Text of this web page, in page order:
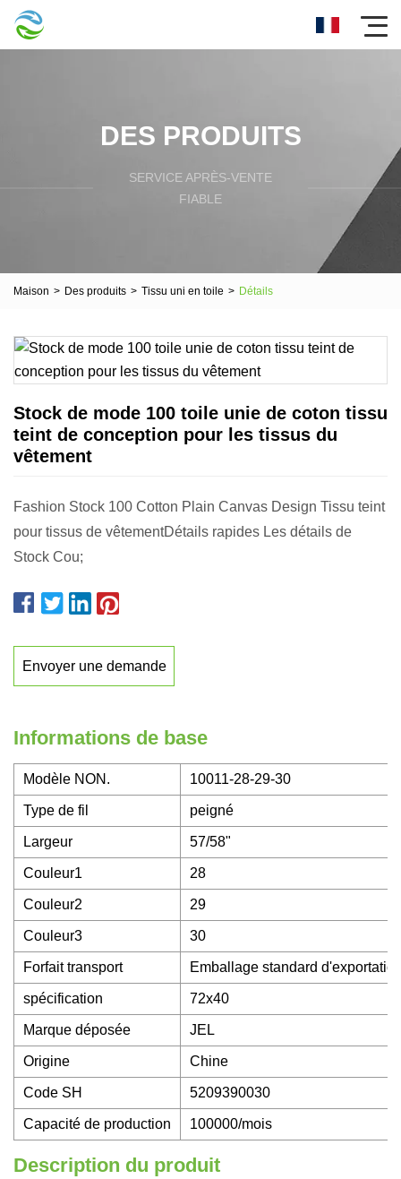
DES PRODUITS
SERVICE APRÈS-VENTE
FIABLE
Maison > Des produits > Tissu uni en toile > Détails
Stock de mode 100 toile unie de coton tissu
teint de conception pour les tissus du
vêtement
Fashion Stock 100 Cotton Plain Canvas Design Tissu teint
pour tissus de vêtementDétails rapides Les détails de
Stock Cou;
Envoyer une demande
Informations de base
Modèle NON. 10011-28-29-30
Type de fil peigné
Largeur 57/58"
Couleur1 28
Couleur2 29
Couleur3 30
Forfait transport Emballage standard
spécification 72x40
Marque déposée JEL
Origine Chine
Code SH 5209390030
Capacité de production 100000/mois
Description du produit